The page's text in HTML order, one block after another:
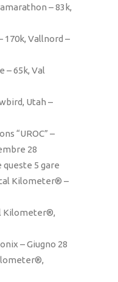
– 83k,
170k, Vallnord –
– 65k, Val
Utah –
“UROC” –
28
5 gare
Kilometer® –
Kilometer®,
– Giugno 28